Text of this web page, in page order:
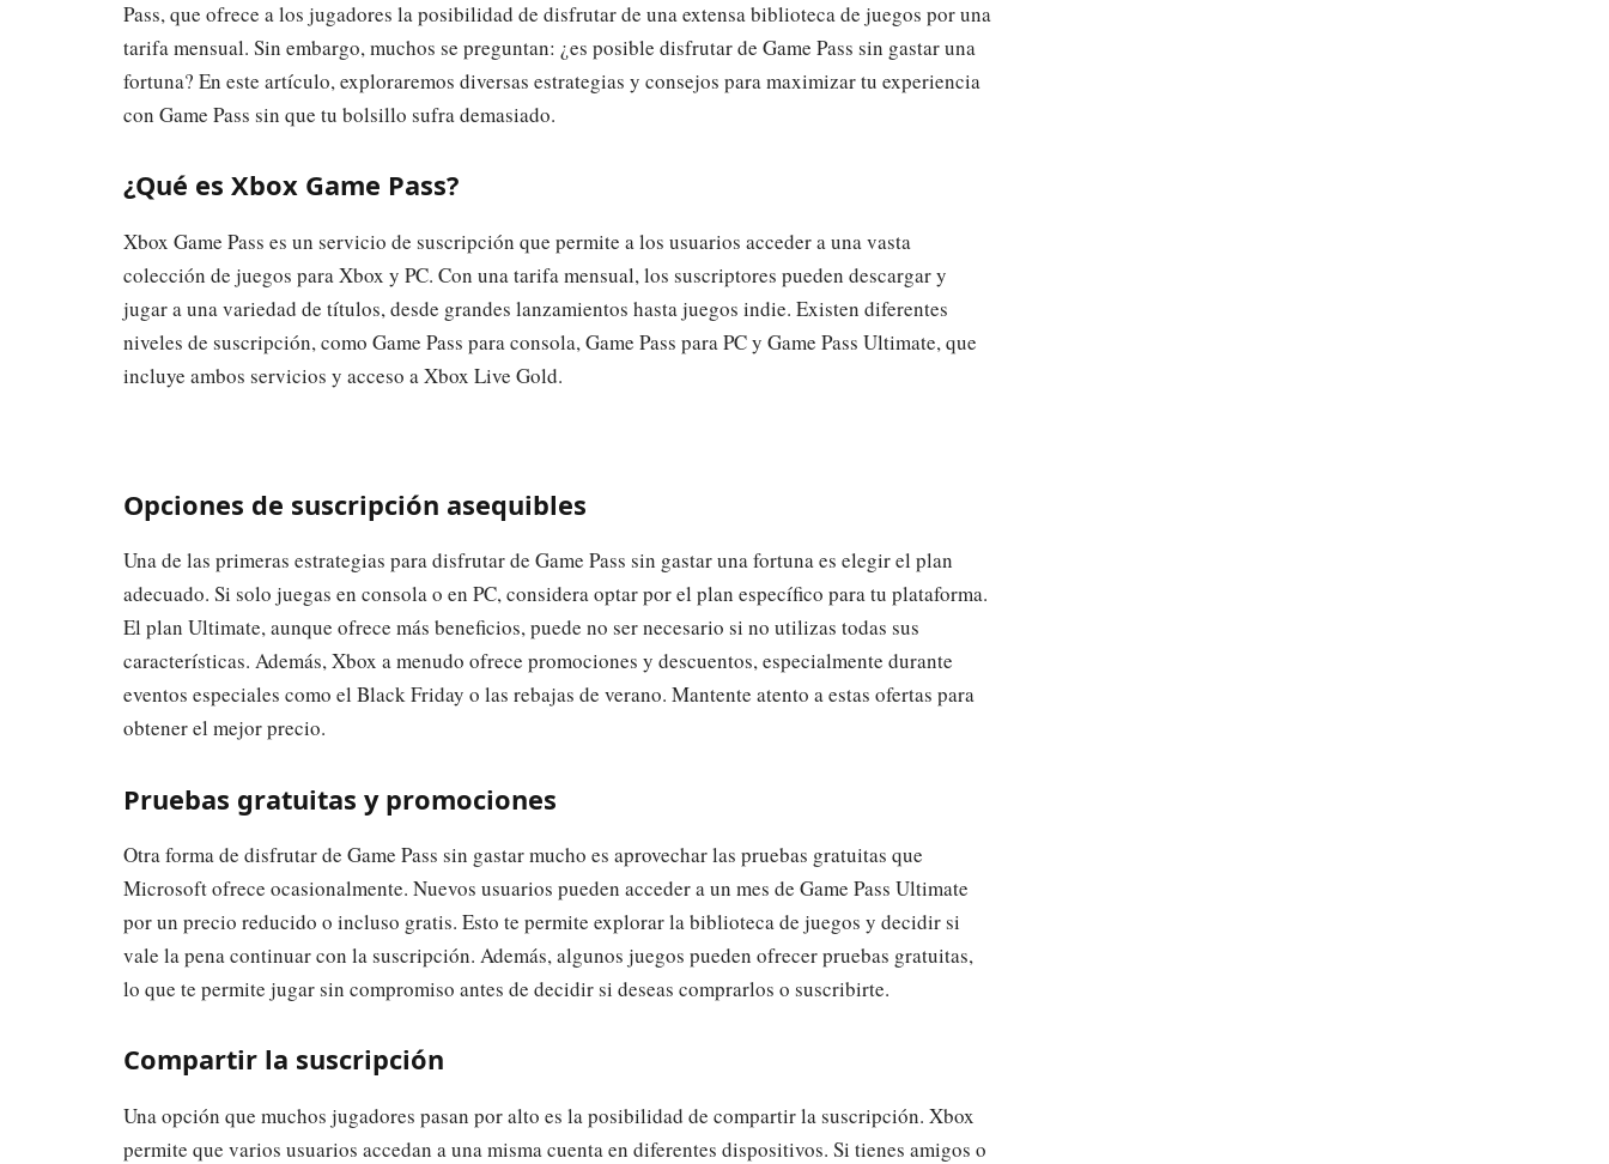
Pass, que ofrece a los jugadores la posibilidad de disfrutar de una extensa biblioteca de juegos por una
tarifa mensual. Sin embargo, muchos se preguntan: ¿es posible disfrutar de Game Pass sin gastar una
fortuna? En este artículo, exploraremos diversas estrategias y consejos para maximizar tu experiencia
con Game Pass sin que tu bolsillo sufra demasiado.
¿Qué es Xbox Game Pass?
Xbox Game Pass es un servicio de suscripción que permite a los usuarios acceder a una vasta
colección de juegos para Xbox y PC. Con una tarifa mensual, los suscriptores pueden descargar y
jugar a una variedad de títulos, desde grandes lanzamientos hasta juegos indie. Existen diferentes
niveles de suscripción, como Game Pass para consola, Game Pass para PC y Game Pass Ultimate, que
incluye ambos servicios y acceso a Xbox Live Gold.
Opciones de suscripción asequibles
Una de las primeras estrategias para disfrutar de Game Pass sin gastar una fortuna es elegir el plan
adecuado. Si solo juegas en consola o en PC, considera optar por el plan específico para tu plataforma.
El plan Ultimate, aunque ofrece más beneficios, puede no ser necesario si no utilizas todas sus
características. Además, Xbox a menudo ofrece promociones y descuentos, especialmente durante
eventos especiales como el Black Friday o las rebajas de verano. Mantente atento a estas ofertas para
obtener el mejor precio.
Pruebas gratuitas y promociones
Otra forma de disfrutar de Game Pass sin gastar mucho es aprovechar las pruebas gratuitas que
Microsoft ofrece ocasionalmente. Nuevos usuarios pueden acceder a un mes de Game Pass Ultimate
por un precio reducido o incluso gratis. Esto te permite explorar la biblioteca de juegos y decidir si
vale la pena continuar con la suscripción. Además, algunos juegos pueden ofrecer pruebas gratuitas,
lo que te permite jugar sin compromiso antes de decidir si deseas comprarlos o suscribirte.
Compartir la suscripción
Una opción que muchos jugadores pasan por alto es la posibilidad de compartir la suscripción. Xbox
permite que varios usuarios accedan a una misma cuenta en diferentes dispositivos. Si tienes amigos o